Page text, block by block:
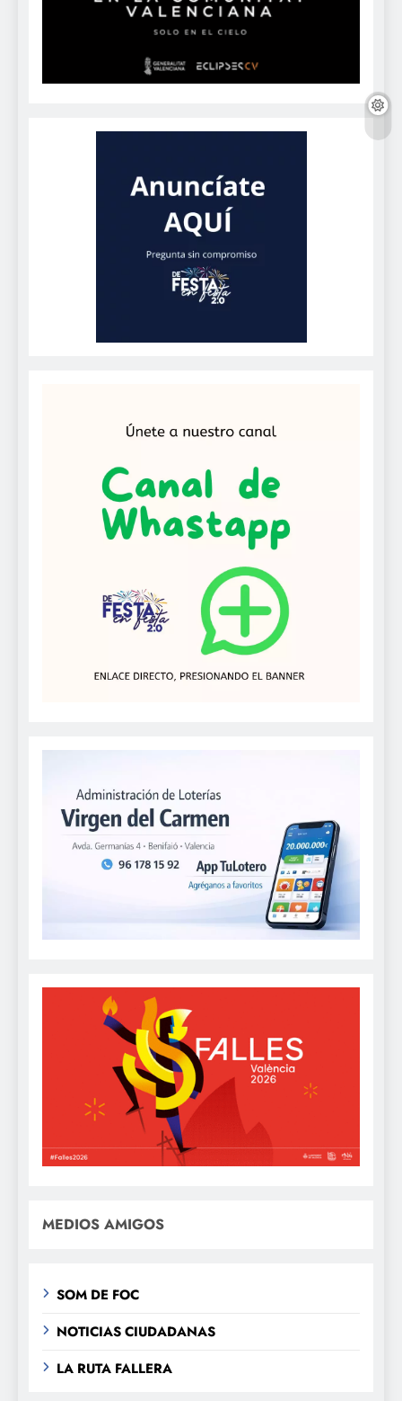
MEDIOS AMIGOS
SOM DE FOC
NOTICIAS CIUDADANAS
LA RUTA FALLERA